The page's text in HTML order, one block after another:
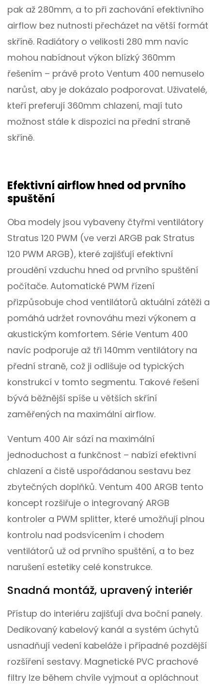
pak až 280mm, a to při zachování efektivního
airflow bez nutnosti přecházet na větší formát
skříně. Radiátory o velikosti 280 mm navíc
mohou nabídnout výkon blízký 360mm
řešením – právě proto Ventum 400 nemuselo
narůst, aby je dokázalo podporovat. Uživatelé,
kteří preferují 360mm chlazení, mají tuto
možnost stále k dispozici na přední straně
skříně.
Efektivní airflow hned od prvního
spuštění
Oba modely jsou vybaveny čtyřmi ventilátory
Stratus 120 PWM (ve verzi ARGB pak Stratus
120 PWM ARGB), které zajišťují efektivní
proudění vzduchu hned od prvního spuštění
počítače. Automatické PWM řízení
přizpůsobuje chod ventilátorů aktuální zátěži a
pomáhá udržet rovnováhu mezi výkonem a
akustickým komfortem. Série Ventum 400
navíc podporuje až tři 140mm ventilátory na
přední straně, což ji odlišuje od typických
konstrukcí v tomto segmentu. Takové řešení
bývá běžnější spíše u větších skříní
zaměřených na maximální airflow.
Ventum 400 Air sází na maximální
jednoduchost a funkčnost – nabízí efektivní
chlazení a čistě uspořádanou sestavu bez
zbytečných doplňků. Ventum 400 ARGB tento
koncept rozšiřuje o integrovaný ARGB
kontroler a PWM splitter, které umožňují plnou
kontrolu nad podsvícením i chodem
ventilátorů už od prvního spuštění, a to bez
narušení estetiky celé konstrukce.
Snadná montáž, upravený interiér
Přístup do interiéru zajišťují dva boční panely.
Dedikovaný kabelový kanál a systém úchytů
usnadňují vedení kabeláže i případné pozdější
rozšíření sestavy. Magnetické PVC prachové
filtry lze během chvíle vyjmout a opláchnout